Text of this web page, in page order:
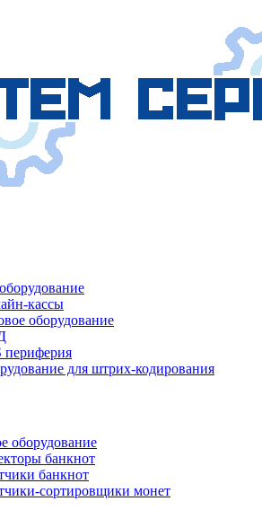
кассы
оборудование
периферия
для штрих-кодирования
оборудование
банкнот
банкнот
сортировщики монет